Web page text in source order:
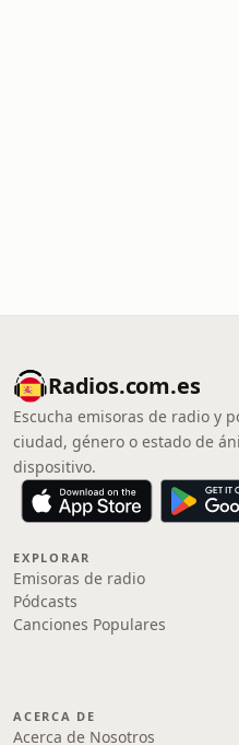
Radios.com.es
Escucha emisoras de radio y
ciudad, género o estado de
dispositivo.
EXPLORAR
Emisoras de radio
Pódcasts
Canciones Populares
ACERCA DE
Acerca de Nosotros